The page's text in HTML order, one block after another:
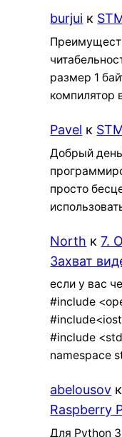
burjui к
размер 1
компилятор
Pavel к
Добрый
просто
North к7.
Захват
если у вас
#include
#include
namespace
abelousov
Raspberry
Для Python